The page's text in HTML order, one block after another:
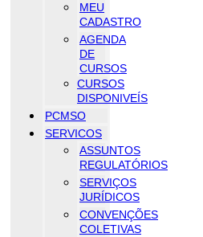
MEU
CADASTRO
AGENDA
DE
CURSOS
CURSOS
DISPONIVEÍS
PCMSO
SERVICOS
ASSUNTOS
REGULATÓRIOS
SERVIÇOS
JURÍDICOS
CONVENÇÕES
COLETIVAS